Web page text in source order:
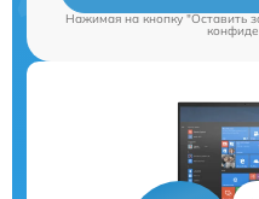
Нажимая на кнопку "Оставить